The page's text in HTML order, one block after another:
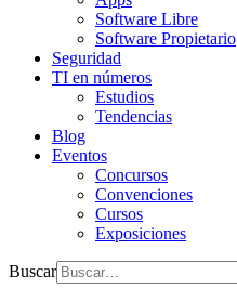
Software Libre
Software Propietario
Seguridad
TI en números
Estudios
Tendencias
Blog
Eventos
Concursos
Convenciones
Cursos
Exposiciones
Buscar